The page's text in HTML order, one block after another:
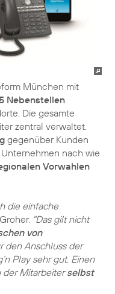
München mit
Nebenstellen
Die gesamte
zentral verwaltet.
gegenüber Kunden
nach wie
Vorwahlen
die einfache
"Das gilt nicht
von
den Anschluss der
Play sehr gut. Einen
der Mitarbeiterselbst